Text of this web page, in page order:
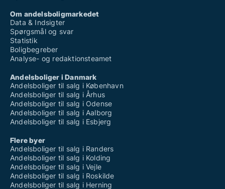
Om andelsboligmarkedet
Data & Indsigter
Spørgsmål og svar
Statistik
Boligbegreber
Analyse- og redaktionsteamet
Andelsboliger i Danmark
Andelsboliger til salg i København
Andelsboliger til salg i Århus
Andelsboliger til salg i Odense
Andelsboliger til salg i Aalborg
Andelsboliger til salg i Esbjerg
Flere byer
Andelsboliger til salg i Randers
Andelsboliger til salg i Kolding
Andelsboliger til salg i Vejle
Andelsboliger til salg i Roskilde
Andelsboliger til salg i Herning